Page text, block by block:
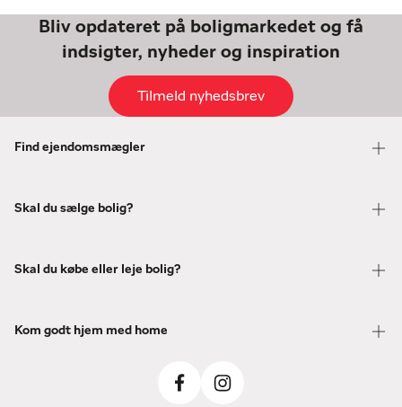
Bliv opdateret på boligmarkedet og få
indsigter, nyheder og inspiration
Tilmeld nyhedsbrev
Find ejendomsmægler
Skal du sælge bolig?
Skal du købe eller leje bolig?
Kom godt hjem med home